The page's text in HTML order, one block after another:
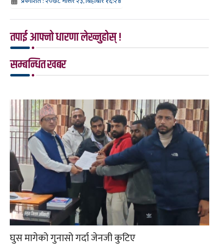
तपाई आफ्नो धारणा लेख्नुहोस् !
सम्बन्धित खबर
घुस मागेको गुनासो गर्दा जेनजी कुटिए